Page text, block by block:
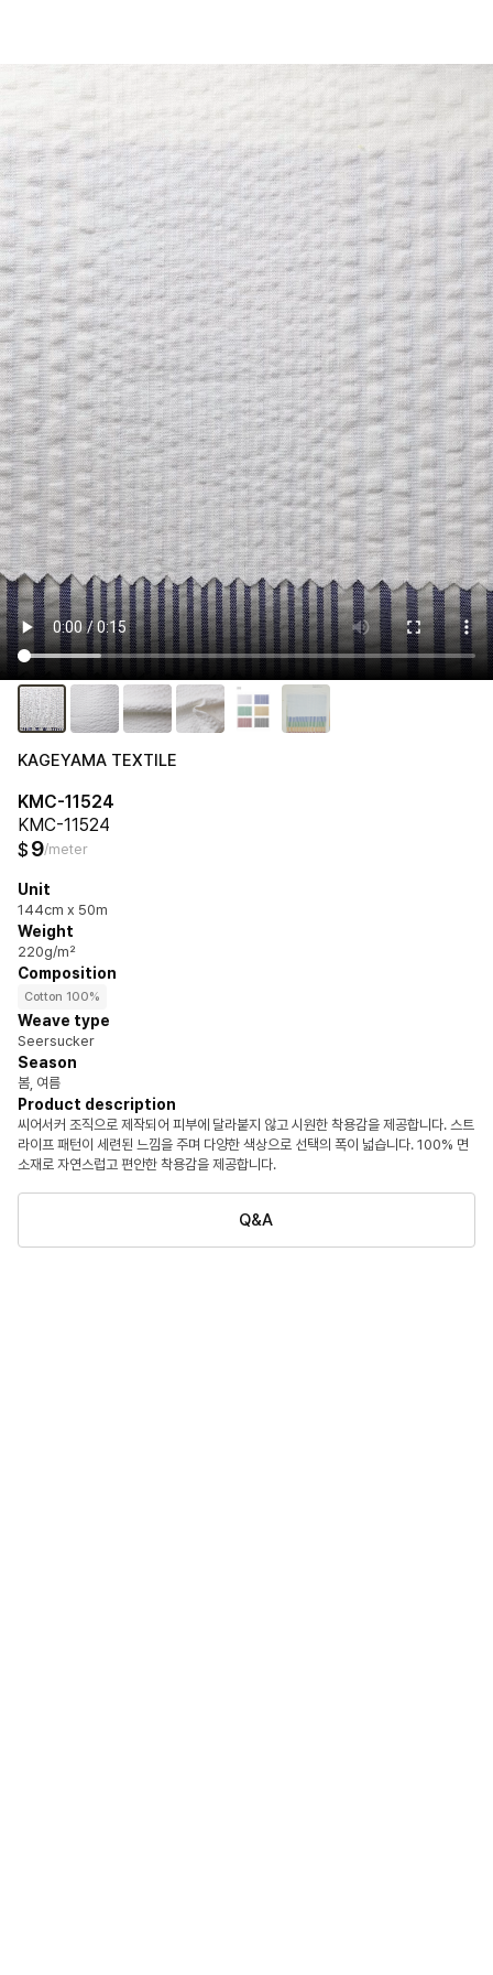
KAGEYAMA TEXTILE
KMC-11524
KMC-11524
$ 9/meter
Unit
144cm x 50m
Weight
220g/m²
Composition
Cotton 100%
Weave type
Seersucker
Season
봄, 여름
Product description
씨어서커 조직으로 제작되어 피부에 달라붙지 않고 시원한 착용감을 제공합니다. 스트
라이프 패턴이 세련된 느낌을 주며 다양한 색상으로 선택의 폭이 넓습니다. 100% 면
소재로 자연스럽고 편안한 착용감을 제공합니다.
Q&A